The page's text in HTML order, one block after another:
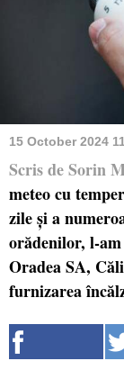
15 October 2024
Scris de Sorin
meteo cu
zile și a
orădenilor, l-
Oradea SA,
furnizarea